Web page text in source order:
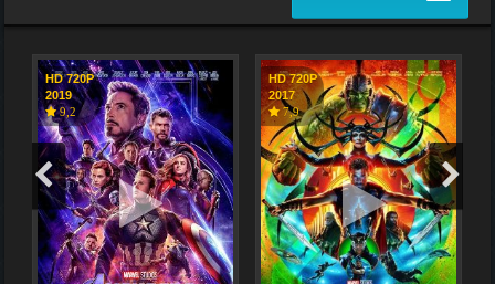
HD 720P
2019
9,2
HD 720P
2017
7,9